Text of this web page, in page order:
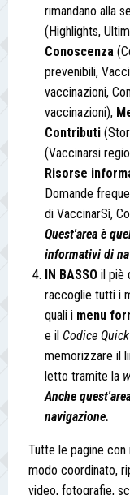
rimandano alla
(Highlights,
Conoscenza
prevenibili,
vaccinazioni,
vaccinazioni),
Contributi
(Vaccinarsi
Risorse
Domande
di VaccinarSì,
Quest'area è
informativi di
IN BASSO il piè
raccoglie tutti i
quali i menu
e il Codice
memorizzare il
letto tramite la
Anche
navigazione.
Tutte le pagine
modo coordinato,
video, fotografie,